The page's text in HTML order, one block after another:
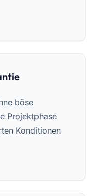
böse
Projektphase
Konditionen